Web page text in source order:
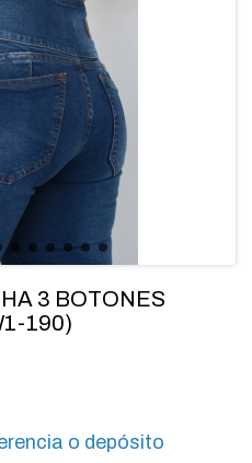
3 BOTONES
190)
o depósito